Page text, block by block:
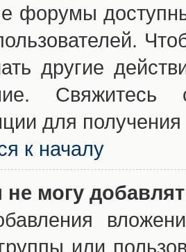
форумы
другие
Свяжитесь
для получения
к началу
не могу
или